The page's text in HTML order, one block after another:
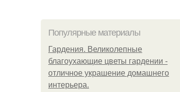
Популярные материалы
Гардения. Великолепные
благоухающие цветы гардении -
отличное украшение домашнего
интерьера.